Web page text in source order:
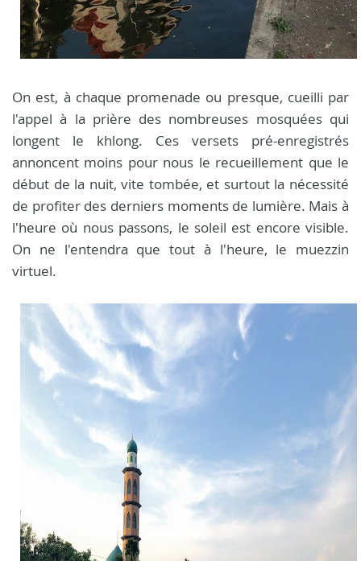
On est, à chaque promenade ou presque, cueilli par
l'appel à la prière des nombreuses mosquées qui
longent le khlong. Ces versets pré-enregistrés
annoncent moins pour nous le recueillement que le
début de la nuit, vite tombée, et surtout la nécessité
de profiter des derniers moments de lumière. Mais à
l'heure où nous passons, le soleil est encore visible.
On ne l'entendra que tout à l'heure, le muezzin
virtuel.